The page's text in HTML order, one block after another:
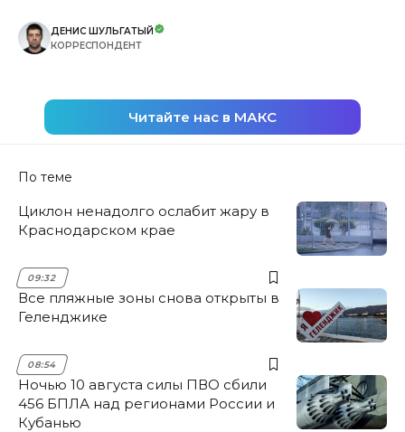
ДЕНИС ШУЛЬГАТЫЙ
КОРРЕСПОНДЕНТ
Читайте нас в МАКС
По теме
Циклон ненадолго ослабит жару в
Краснодарском крае
09:32
Все пляжные зоны снова открыты в
Геленджике
08:54
Ночью 10 августа силы ПВО сбили
456 БПЛА над регионами России и
Кубанью